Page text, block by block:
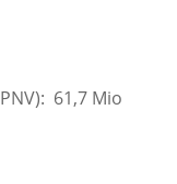
61,7 Mio